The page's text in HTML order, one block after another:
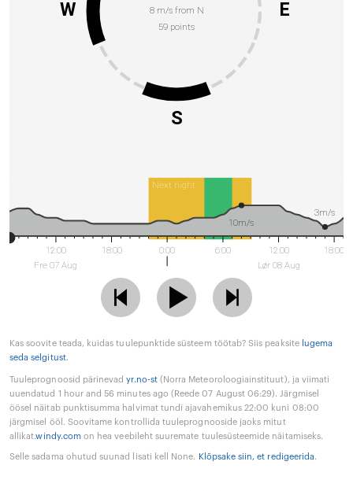
8 m/s from N
59 points
E
S
W
Next night
12:00
Fre 07 Aug
18:00 0:00 6:00
12:00
Lør 08 Aug
18:00
10m/s
3m/s
Kas soovite teada, kuidas tuulepunktide süsteem töötab? Siis peaksite lugema
seda selgitust.
Tuuleprognoosid pärinevadyr.no-st(Norra Meteoroloogiainstituut), ja viimati
uuendatud 1 hour and 56 minutes ago (Reede 07 August 06:29). Järgmisel
öösel näitab punktisumma halvimat tundi ajavahemikus 22:00 kuni 08:00
järgmisel ööl. Soovitame kontrollida tuuleprognooside jaoks mitut
allikat.windy.comon hea veebileht suuremate tuulesüsteemide näitamiseks.
Selle sadama ohutud suunad lisati kell None. Klõpsake siin, et redigeerida.